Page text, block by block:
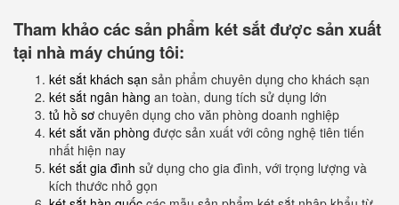
Tham khảo các sản phẩm két sắt được sản xuất
tại nhà máy chúng tôi:
két sắt khách sạn sản phẩm chuyên dụng cho khách sạn
két sắt ngân hàng an toàn, dung tích sử dụng lớn
tủ hồ sơ chuyên dụng cho văn phòng doanh nghiệp
két sắt văn phòng được sản xuất với công nghệ tiên tiến
nhất hiện nay
két sắt gia đình sử dụng cho gia đình, với trọng lượng và
kích thước nhỏ gọn